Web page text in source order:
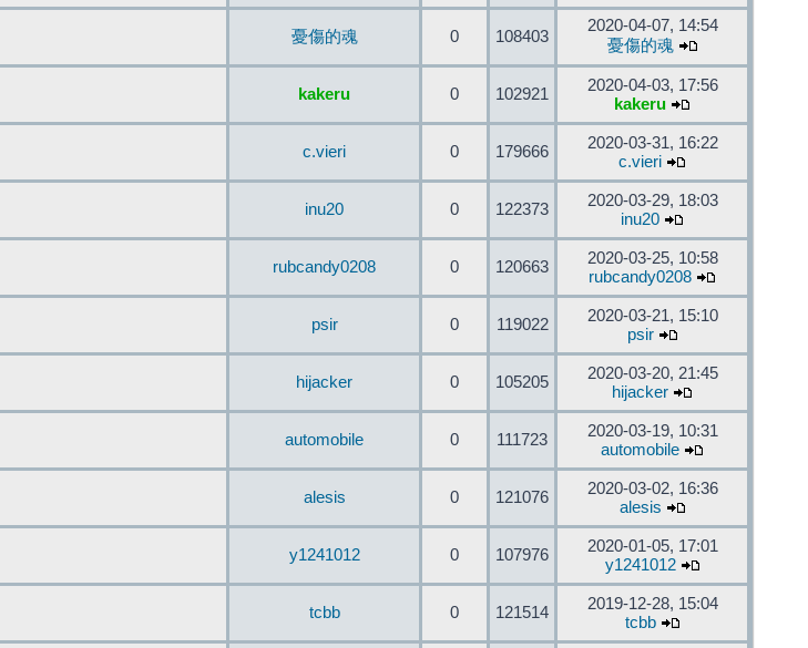
憂傷的魂 0 108403
2020-04-07, 14:54
憂傷的魂
kakeru 0 102921
2020-04-03, 17:56
kakeru
c.vieri 0 179666
2020-03-31, 16:22
c.vieri
inu20 0 122373
2020-03-29, 18:03
inu20
rubcandy0208 0 120663
2020-03-25, 10:58
rubcandy0208
psir 0 119022
2020-03-21, 15:10
psir
hijacker 0 105205
2020-03-20, 21:45
hijacker
automobile 0 111723
2020-03-19, 10:31
automobile
alesis 0 121076
2020-03-02, 16:36
alesis
y1241012 0 107976
2020-01-05, 17:01
y1241012
tcbb 0 121514
2019-12-28, 15:04
tcbb